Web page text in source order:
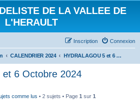
DE LA VALLEE DE
L'HERAULT
Connexion
Inscription
CALENDRIER 2024 HYDRALAGOU 5 et 6 Octobre 2024
et 6 Octobre 2024
comme lus • 2 sujets • Page 1 sur 1